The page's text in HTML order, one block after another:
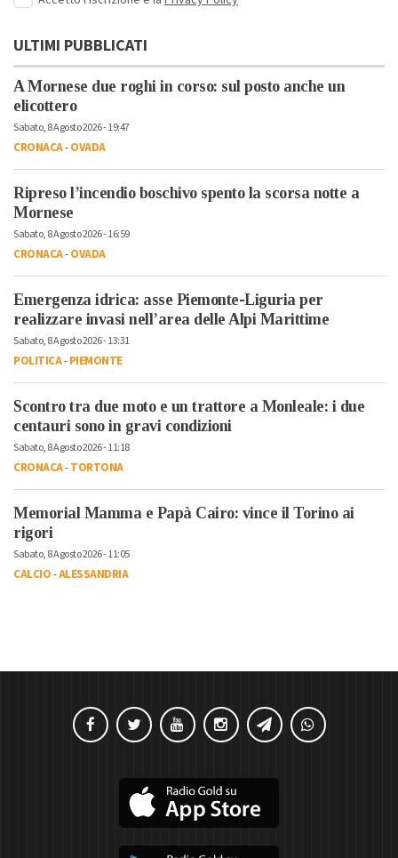
ULTIMI PUBBLICATI
A Mornese due roghi in corso: sul posto anche un
elicottero
Sabato, 8 Agosto 2026 - 19:47
CRONACA-OVADA
Ripreso l’incendio boschivo spento la scorsa notte a
Mornese
Sabato, 8 Agosto 2026 - 16:59
CRONACA-OVADA
Emergenza idrica: asse Piemonte-Liguria per
realizzare invasi nell’area delle Alpi Marittime
Sabato, 8 Agosto 2026 - 13:31
POLITICA-PIEMONTE
Scontro tra due moto e un trattore a Monleale: i due
centauri sono in gravi condizioni
Sabato, 8 Agosto 2026 - 11:18
CRONACA-TORTONA
Memorial Mamma e Papà Cairo: vince il Torino ai
rigori
Sabato, 8 Agosto 2026 - 11:05
CALCIO-ALESSANDRIA